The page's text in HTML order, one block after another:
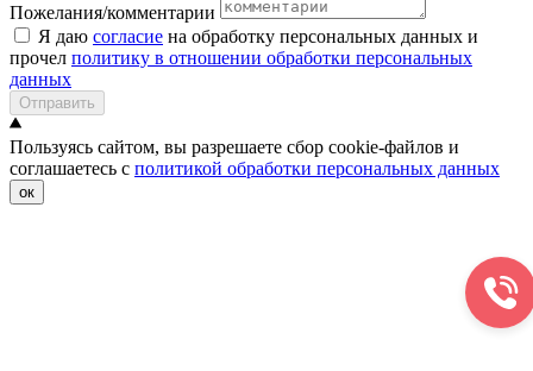
Пожелания/комментарии
Я даю согласие на обработку персональных данных и
прочел политику в отношении обработки персональных
данных
Отправить
Пользуясь сайтом, вы разрешаете сбор cookie-файлов и
соглашаетесь с политикой обработки персональных данных
ок